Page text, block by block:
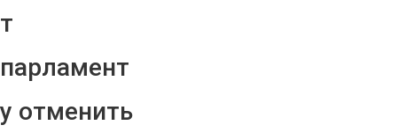
т
парламент
у отменить